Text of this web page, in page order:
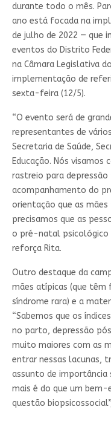
durante todo o mês.
ano está focada na
de julho de 2022 — que
eventos do Distrito
na Câmara Legislativa
implementação de
sexta-feira (12/5).
“O evento será de
representantes de
Secretaria de Saúde,
Educação. Nós
rastreio para
acompanhamento do
orientação que as
precisamos que as
o pré-natal psicológico
reforça Rita.
Outro destaque da
mães atípicas (que têm
síndrome rara) e a
“Sabemos que os
no parto, depressão
muito maiores com as
entrar nessas lacunas,
assunto de importância
mais é do que um
questão